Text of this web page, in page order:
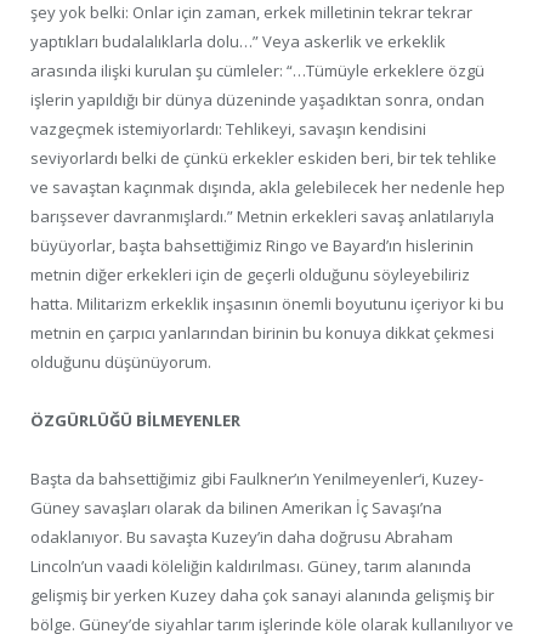
şey yok belki: Onlar için zaman, erkek milletinin tekrar tekrar
yaptıkları budalalıklarla dolu…” Veya askerlik ve erkeklik
arasında ilişki kurulan şu cümleler: “…Tümüyle erkeklere özgü
işlerin yapıldığı bir dünya düzeninde yaşadıktan sonra, ondan
vazgeçmek istemiyorlardı: Tehlikeyi, savaşın kendisini
seviyorlardı belki de çünkü erkekler eskiden beri, bir tek tehlike
ve savaştan kaçınmak dışında, akla gelebilecek her nedenle hep
barışsever davranmışlardı.” Metnin erkekleri savaş anlatılarıyla
büyüyorlar, başta bahsettiğimiz Ringo ve Bayard’ın hislerinin
metnin diğer erkekleri için de geçerli olduğunu söyleyebiliriz
hatta. Militarizm erkeklik inşasının önemli boyutunu içeriyor ki bu
metnin en çarpıcı yanlarından birinin bu konuya dikkat çekmesi
olduğunu düşünüyorum.
ÖZGÜRLÜĞÜ BİLMEYENLER
Başta da bahsettiğimiz gibi Faulkner’ın Yenilmeyenler‘i, Kuzey-
Güney savaşları olarak da bilinen Amerikan İç Savaşı’na
odaklanıyor. Bu savaşta Kuzey’in daha doğrusu Abraham
Lincoln’un vaadi köleliğin kaldırılması. Güney, tarım alanında
gelişmiş bir yerken Kuzey daha çok sanayi alanında gelişmiş bir
bölge. Güney’de siyahlar tarım işlerinde köle olarak kullanılıyor ve